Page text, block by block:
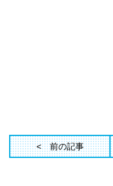
前の記事